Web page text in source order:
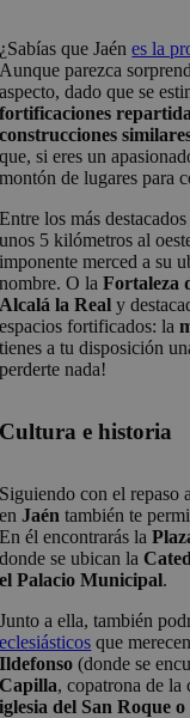
¿Sabías que Jaénes la
Aunque parezca
aspecto, dado que se
fortificaciones
construcciones
que, si eres un
montón de lugares para
Entre los más
unos 5 kilómetros al
imponente merced a su
nombre. O laFortaleza
Alcalá la Real y
espacios fortificados: la
tienes a tu disposición
perderte nada!
Cultura e historia
Siguiendo con el repaso
enJaén también te
En él encontrarás la
donde se ubican la
el Palacio Municipal.
Junto a ella, también
eclesiásticos que
Ildefonso (donde se
Capilla, copatrona de
iglesia del San Roque